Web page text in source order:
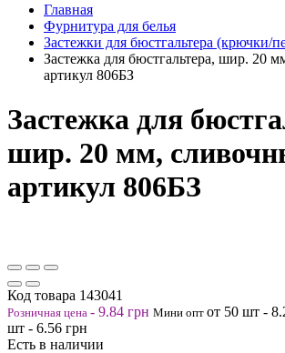
Главная
Фурнитура для белья
Застежки для бюстгальтера (крючки/
Застежка для бюстгальтера, шир. 20
артикул 806БЗ
Застежка для
шир. 20 мм,
артикул 806БЗ
Код товара 143041
Розничная цена - 9.84 грн Мини опт от 50 шт -
шт - 6.56 грн
Есть в наличии